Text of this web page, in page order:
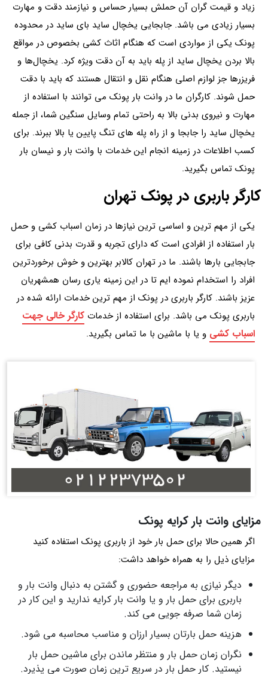
زیاد و قیمت گران آن حملش بسیار حساس و نیازمند دقت و مهارت
بسیار زیادی می باشد. جابجایی یخچال ساید بای ساید در محدوده
پونک یکی از مواردی است که هنگام اثاث ‌کشی بخصوص در مواقع
بالا بردن یخچال ساید از پله باید به آن دقت ویژه کرد. یخچال‌ها و
فریزرها جز لوازم اصلی هنگام نقل و انتقال هستند که باید با دقت
حمل شوند. کارگران ما در وانت بار پونک می توانند با استفاده از
مهارت و نیروی بدنی بالا به راحتی تمام وسایل سنگین شما، از جمله
یخچال ساید را جابجا و از راه پله های تنگ پایین یا بالا ببرند. برای
کسب اطلاعات در زمینه انجام این خدمات با وانت بار و نیسان بار
پونک تماس بگیرید.
کارگر باربری در پونک تهران
یکی از مهم ترین و اساسی ترین نیازها در زمان اسباب کشی و حمل
بار استفاده از افرادی است که دارای تجربه و قدرت بدنی کافی برای
جابجایی بارها باشند. ما در تهران کالابر بهترین و خوش برخوردترین
افراد را استخدام نموده ایم تا در این زمینه یاری رسان همشهریان
عزیز باشند. کارگر باربری در پونک از مهم ترین خدمات ارائه شده در
باربری پونک می باشد. برای استفاده از خدمات کارگر خالی جهت
اسباب کشی و یا با ماشین با ما تماس بگیرید.
مزایای وانت بار کرایه پونک
اگر همین حالا برای حمل بار خود از باربری پونک استفاده کنید
مزایای ذیل را به همراه خواهد داشت:
دیگر نیازی به مراجعه حضوری و گشتن به دنبال وانت بار و
باربری برای حمل بار و یا وانت بار کرایه ندارید و این کار در
زمان شما صرفه جویی می کند.
هزینه حمل بارتان بسیار ارزان و مناسب محاسبه می شود.
نگران زمان حمل بار و منتظر ماندن برای ماشین حمل بار
نیستید. کار حمل بار در سریع ترین زمان صورت می پذیرد.